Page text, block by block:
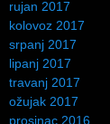
rujan 2017
kolovoz 2017
srpanj 2017
lipanj 2017
travanj 2017
ožujak 2017
prosinac 2016